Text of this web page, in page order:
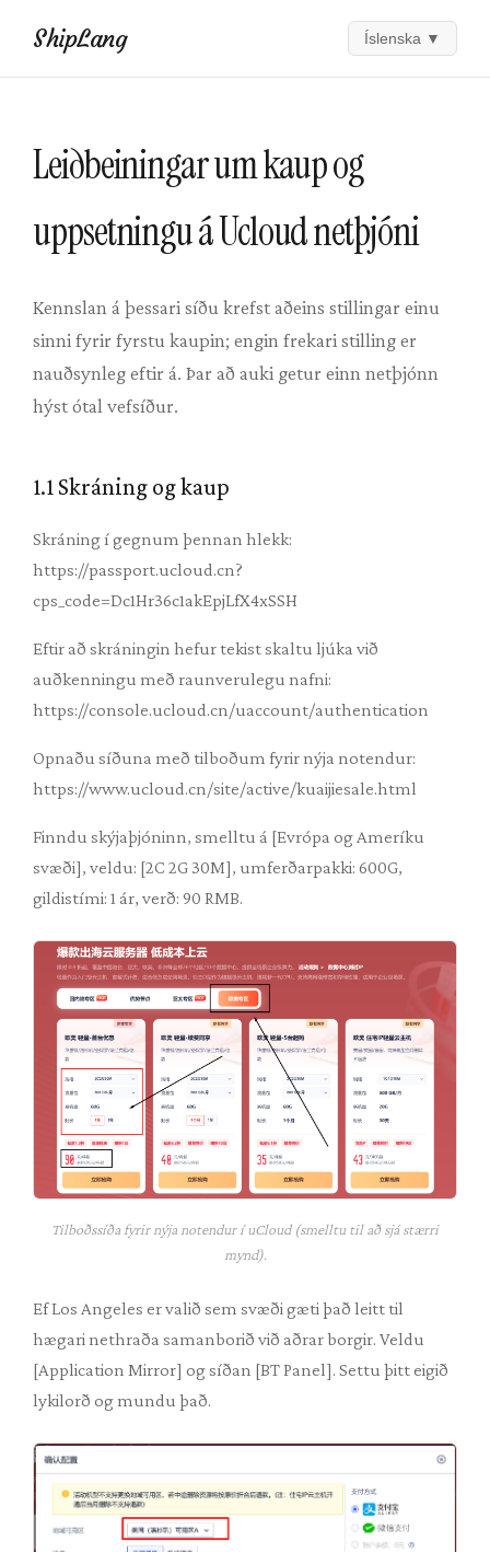
ShipLang Íslenska ▼
Leiðbeiningar um kaup og
uppsetningu á Ucloud netþjóni
Kennslan á þessari síðu krefst aðeins stillingar einu
sinni fyrir fyrstu kaupin; engin frekari stilling er
nauðsynleg eftir á. Þar að auki getur einn netþjónn
hýst ótal vefsíður.
1.1 Skráning og kaup
Skráning í gegnum þennan hlekk:
https://passport.ucloud.cn?
cps_code=Dc1Hr36c1akEpjLfX4xSSH
Eftir að skráningin hefur tekist skaltu ljúka við
auðkenningu með raunverulegu nafni:
https://console.ucloud.cn/uaccount/authentication
Opnaðu síðuna með tilboðum fyrir nýja notendur:
https://www.ucloud.cn/site/active/kuaijiesale.html
Finndu skýjaþjóninn, smelltu á [Evrópa og Ameríku
svæði], veldu: [2C 2G 30M], umferðarpakki: 600G,
gildistími: 1 ár, verð: 90 RMB.
Tilboðssíða fyrir nýja notendur í uCloud (smelltu til að sjá stærri
mynd).
Ef Los Angeles er valið sem svæði gæti það leitt til
hægari nethraða samanborið við aðrar borgir. Veldu
[Application Mirror] og síðan [BT Panel]. Settu þitt eigið
lykilorð og mundu það.